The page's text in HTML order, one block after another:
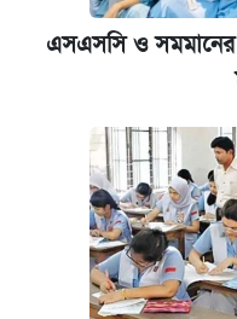
এসএসসি ও সমমানের